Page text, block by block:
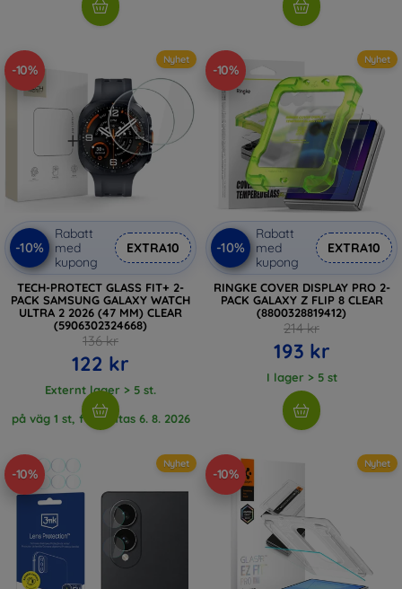
-10%
Nyhet
-10%
Rabatt
med
kupong
EXTRA10
TECH-PROTECT GLASS FIT+ 2-
PACK SAMSUNG GALAXY WATCH
ULTRA 2 2026 (47 MM) CLEAR
(5906302324668)
136 kr
122 kr
Externt lager > 5 st.
på väg 1 st, förväntas 6. 8. 2026
-10%
Nyhet
-10%
Rabatt
med
kupong
EXTRA10
RINGKE COVER DISPLAY PRO 2-
PACK GALAXY Z FLIP 8 CLEAR
(8800328819412)
214 kr
193 kr
I lager > 5 st
-10%
Nyhet
-10%
Nyhet